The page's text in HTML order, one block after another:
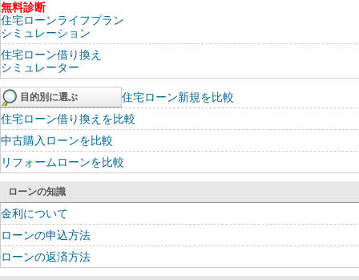
無料診断
住宅ローンライフプラン
シミュレーション
住宅ローン借り換え
シミュレーター
目的別に選ぶ
住宅ローン新規を比較
住宅ローン借り換えを比較
中古購入ローンを比較
リフォームローンを比較
ローンの知識
金利について
ローンの申込方法
ローンの返済方法